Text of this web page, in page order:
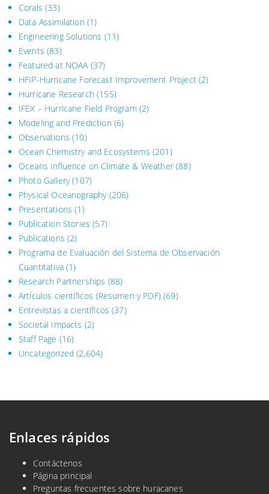
Corals (33)
Data Assimilation(1)
Engineering Solutions (11)
Events (83)
Featured at NOAA(37)
HFIP-Hurricane Forecast Improvement Project(2)
Hurricane Research(155)
IFEX – Hurricane Field Program(2)
Modeling and Prediction(6)
Observations (10)
Ocean Chemistry and Ecosystems (201)
Oceans Influence on Climate & Weather(88)
Photo Gallery(107)
Physical Oceanography(206)
Presentations (1)
Publication Stories (57)
Publications (2)
Programa de Evaluación del Sistema de Observación
Cuantitativa (1)
Research Partnerships (88)
Artículos científicos (Resumen y PDF)(69)
Entrevistas a científicos (37)
Societal Impacts (2)
Staff Page (16)
Uncategorized (2,604)
Enlaces rápidos
Contáctenos
Página principal
Preguntas frecuentes sobre huracanes